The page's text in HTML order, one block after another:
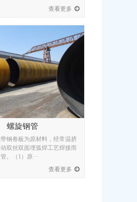
查看更多
螺旋钢管
钢卷板为原材料，经常温挤
双丝双面埋弧焊工艺焊接而
。（1）原···
查看更多